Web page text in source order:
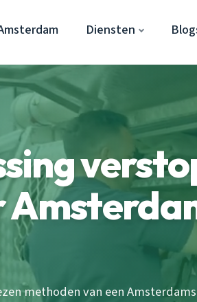
Diensten
methoden van een